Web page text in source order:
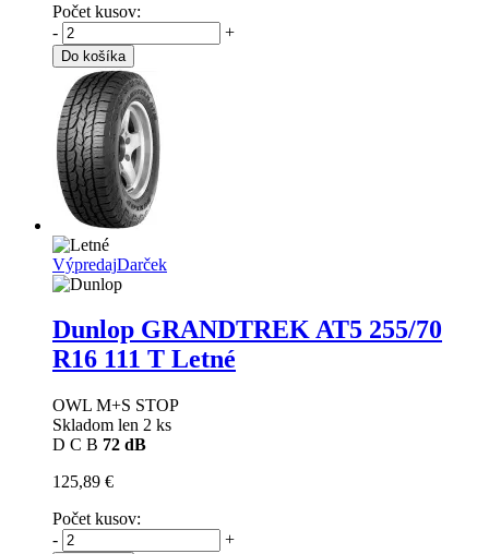
Počet kusov:
-
+
Do košíka
VýpredajDarček
Dunlop GRANDTREK AT5 255/70
R16 111 T Letné
OWL M+S STOP
Skladom len 2 ks
D C B 72 dB
125,89 €
Počet kusov:
-
+